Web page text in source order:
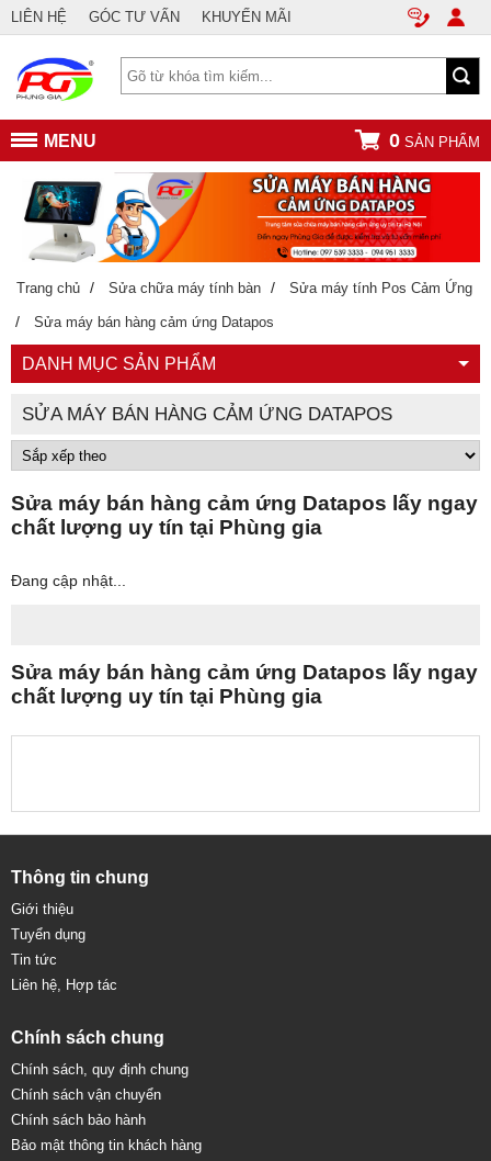
LIÊN HỆ GÓC TƯ VẤN KHUYẾN MÃI
MENU 0 SẢN PHẨM
Trang chủ / Sửa chữa máy tính bàn / Sửa máy tính Pos Cảm Ứng
/ Sửa máy bán hàng cảm ứng Datapos
DANH MỤC SẢN PHẨM
SỬA MÁY BÁN HÀNG CẢM ỨNG DATAPOS
Sửa máy bán hàng cảm ứng Datapos lấy ngay
chất lượng uy tín tại Phùng gia
Đang cập nhật...
Sửa máy bán hàng cảm ứng Datapos lấy ngay
chất lượng uy tín tại Phùng gia
Thông tin chung
Giới thiệu
Tuyển dụng
Tin tức
Liên hệ, Hợp tác
Chính sách chung
Chính sách, quy định chung
Chính sách vận chuyển
Chính sách bảo hành
Bảo mật thông tin khách hàng